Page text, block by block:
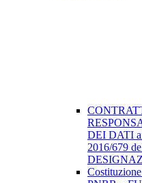
DEI DATI
2016/679